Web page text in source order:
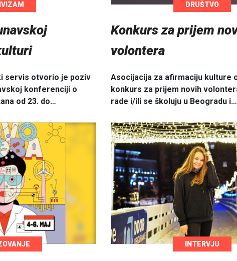
servis otvorio je poziv
konferenciji o
od 23. do…
DRUŠTVO
Konkurs za prijem
volontera
Asocijacija za afirmaciju kulture
konkurs za prijem novih
rade i/ili se školuju u Beogradu i…
INTERVJU